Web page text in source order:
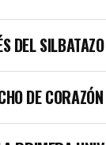
DEL
DE CORAZÓN